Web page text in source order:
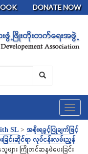
DONATE NOW
T
o
g
g
l
SL > အစိုးရခွင့်ပြုချက်ဖြင့်
ခြင်းဆိုင်ရာ လုပ်ငန်းလမ်းညွှန်
ျား ကြိုတင်ဆန္ဒမဲပေးခြင်း